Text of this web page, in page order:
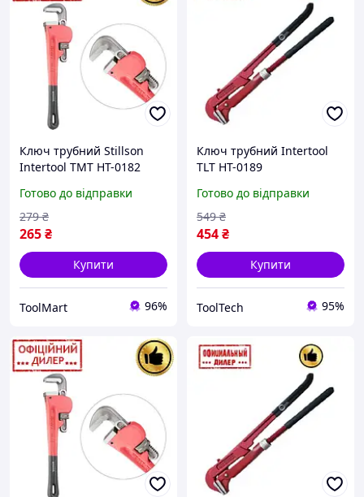
Ключ трубний Stillson
Intertool TMT HT-0182
Готово до відправки
265₴
279 ₴
Купити
ToolMart 96%
Ключ трубний Intertool
TLT HT-0189
Готово до відправки
454₴
549 ₴
Купити
ToolTech 95%